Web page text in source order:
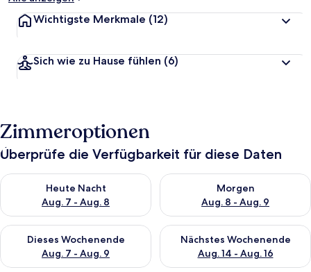
Wichtigste Merkmale (12)
Sich wie zu Hause fühlen (6)
Zimmeroptionen
Überprüfe die Verfügbarkeit für diese Daten
Heute Nacht
Aug. 7 - Aug. 8
Überprüfe die Verfügbarkeit für heute Nacht, Aug. 7 - Aug. 8.
Morgen
Aug. 8 - Aug. 9
Überprüfe die Verfügbarkeit
Dieses Wochenende
Aug. 7 - Aug. 9
Überprüfe die Verfügbarkeit für dieses Wochenende, Aug. 7
Nächstes Wochenende
Aug. 14 - Aug. 16
Überprüfe die Verfügbarkeit